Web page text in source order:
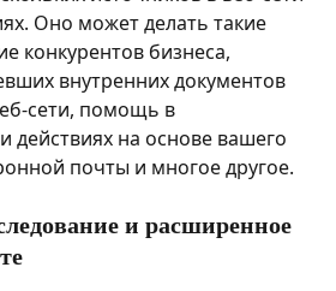
Оно может делать такие
конкурентов бизнеса,
внутренних документов
сети, помощь в
действиях на основе вашего
почты и многое другое.
и расширенное